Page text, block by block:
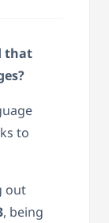
that
to
out
, being